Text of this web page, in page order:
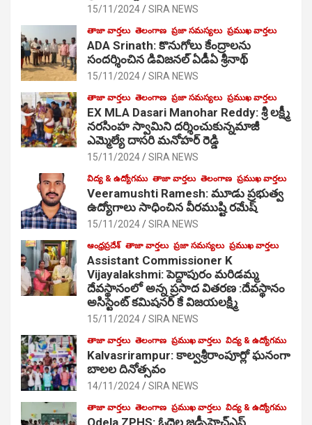
15/11/2024 SIRA NEWS
తాజా వార్తలు తెలంగాణ ప్రజా సమస్యలు ప్రముఖ వార్తలు
ADA Srinath: కొనుగోలు కేంద్రాల‌ను
సంద‌ర్శించిన డివిజనల్ ఏడీఏ శ్రీనాథ్
15/11/2024 SIRA NEWS
తాజా వార్తలు తెలంగాణ ప్రజా సమస్యలు ప్రముఖ వార్తలు
EX MLA Dasari Manohar Reddy: శ్రీ లక్ష్మీ
నరసింహ స్వామిని దర్శించుకున్నమాజీ
ఎమ్మెల్యే దాసరి మనోహర్ రెడ్డి
15/11/2024 SIRA NEWS
విద్య & ఉద్యోగము తాజా వార్తలు తెలంగాణ ప్రముఖ వార్తలు
Veeramushti Ramesh: మూడు ప్రభుత్వ
ఉద్యోగాలు సాధించిన వీరముష్టి రమేష్
15/11/2024 SIRA NEWS
ఆంధ్రప్రదేశ్ తాజా వార్తలు ప్రజా సమస్యలు ప్రముఖ వార్తలు
Assistant Commissioner K
Vijayalakshmi: పెద్దాపురం మరిడమ్మ
దేవస్థానంలో అన్న ప్రసాద వితరణ :దేవస్థానం
అసిస్టెంట్ కమిషనర్ కే విజయలక్ష్మి
15/11/2024 SIRA NEWS
తాజా వార్తలు తెలంగాణ ప్రముఖ వార్తలు విద్య & ఉద్యోగము
Kalvasrirampur: కాల్వశ్రీరాంపూర్లో ఘనంగా
బాలల దినోత్సవం
14/11/2024 SIRA NEWS
తాజా వార్తలు తెలంగాణ ప్రముఖ వార్తలు విద్య & ఉద్యోగము
Odela ZPHS: ఓదెల జ‌డ్పీహెచ్ఎస్